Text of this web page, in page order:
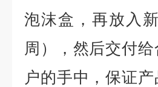
泡沫盒，再放入
周），然后交付
户的手中，保证